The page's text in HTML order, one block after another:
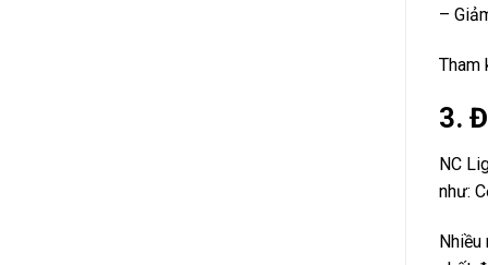
–
Tham
3.
NC
như:
Nhiều